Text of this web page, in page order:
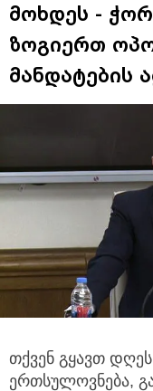
მოხდეს -
ზოგიერთ
მანდატების
თქვენ გყავთ
ერთსულოვნება,